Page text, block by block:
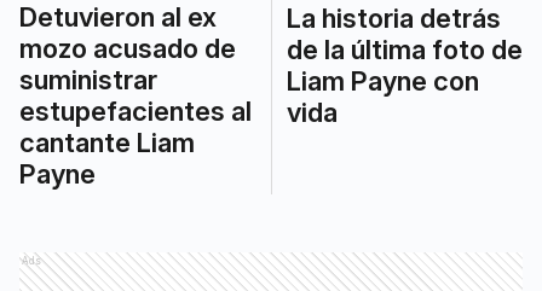
Detuvieron al ex
mozo acusado de
suministrar
estupefacientes al
cantante Liam
Payne
La historia detrás
de la última foto de
Liam Payne con
vida
Ads